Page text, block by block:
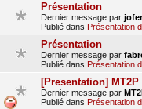
Présentation
Dernier message par
Publié dans Présentation
Présentation
Dernier message par
Publié dans Présentation
[Presentation] MT2P
Dernier message par
Publié dans Présentation